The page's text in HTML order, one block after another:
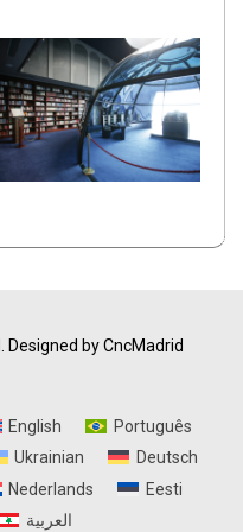
Designed by CncMadrid
English
Português
Ukrainian
Deutsch
Nederlands
Eesti
العربية